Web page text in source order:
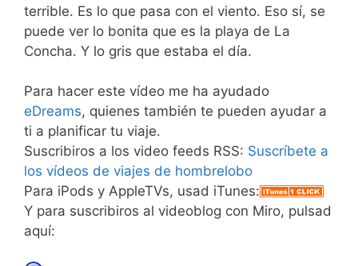
terrible. Es lo que pasa con el viento. Eso sí, se
puede ver lo bonita que es la playa de La
Concha. Y lo gris que estaba el día.
Para hacer este vídeo me ha ayudado
eDreams, quienes también te pueden ayudar a
ti a planificar tu viaje.
Suscribiros a los video feeds RSS: Suscríbete a
los vídeos de viajes de hombrelobo
Para iPods y AppleTVs, usad iTunes:
Y para suscribiros al videoblog con Miro, pulsad
aquí: